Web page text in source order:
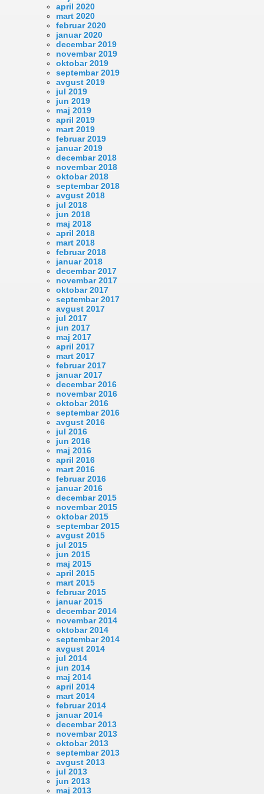
april 2020
mart 2020
februar 2020
januar 2020
decembar 2019
novembar 2019
oktobar 2019
septembar 2019
avgust 2019
jul 2019
jun 2019
maj 2019
april 2019
mart 2019
februar 2019
januar 2019
decembar 2018
novembar 2018
oktobar 2018
septembar 2018
avgust 2018
jul 2018
jun 2018
maj 2018
april 2018
mart 2018
februar 2018
januar 2018
decembar 2017
novembar 2017
oktobar 2017
septembar 2017
avgust 2017
jul 2017
jun 2017
maj 2017
april 2017
mart 2017
februar 2017
januar 2017
decembar 2016
novembar 2016
oktobar 2016
septembar 2016
avgust 2016
jul 2016
jun 2016
maj 2016
april 2016
mart 2016
februar 2016
januar 2016
decembar 2015
novembar 2015
oktobar 2015
septembar 2015
avgust 2015
jul 2015
jun 2015
maj 2015
april 2015
mart 2015
februar 2015
januar 2015
decembar 2014
novembar 2014
oktobar 2014
septembar 2014
avgust 2014
jul 2014
jun 2014
maj 2014
april 2014
mart 2014
februar 2014
januar 2014
decembar 2013
novembar 2013
oktobar 2013
septembar 2013
avgust 2013
jul 2013
jun 2013
maj 2013